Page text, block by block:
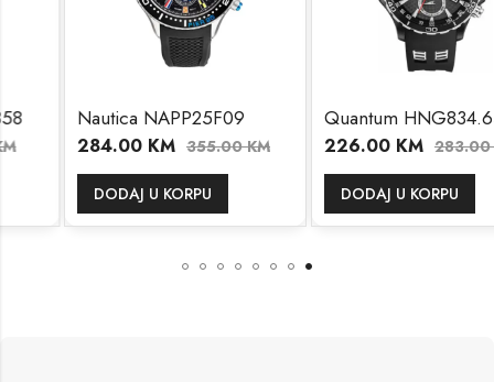
Nautica NAPP25F09
284.00KM 355.00KM
DODAJ U KORPU
Quantum HNG834.651
226.00KM 283.00KM
DODAJ U KORPU